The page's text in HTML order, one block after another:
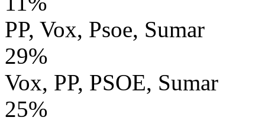
PP, Vox, Psoe, Sumar
29%
Vox, PP, PSOE, Sumar
25%